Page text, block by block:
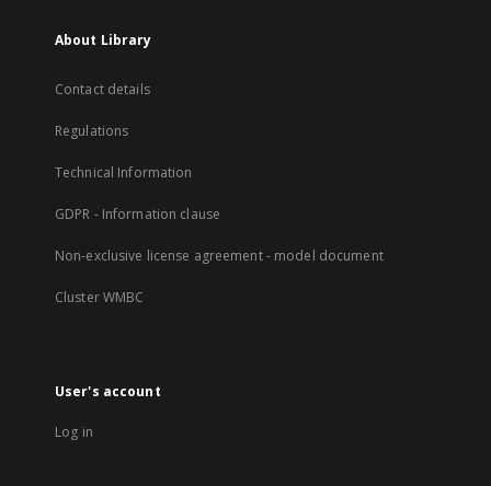
About Library
Contact details
Regulations
Technical Information
GDPR - Information clause
Non-exclusive license agreement - model document
Cluster WMBC
User's account
Log in